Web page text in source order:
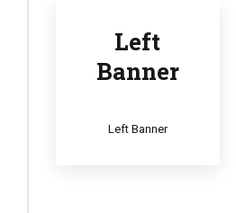
Left
Banner
Left Banner